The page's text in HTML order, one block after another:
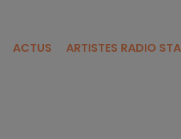
ACTUS ARTISTES RADIO